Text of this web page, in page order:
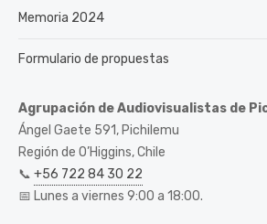
Memoria 2024
Formulario de propuestas
Agrupación de Audiovisualistas de
Ángel Gaete 591, Pichilemu
Región de O’Higgins, Chile
📞 +56 722 84 30 22
📅 Lunes a viernes 9:00 a 18:00.